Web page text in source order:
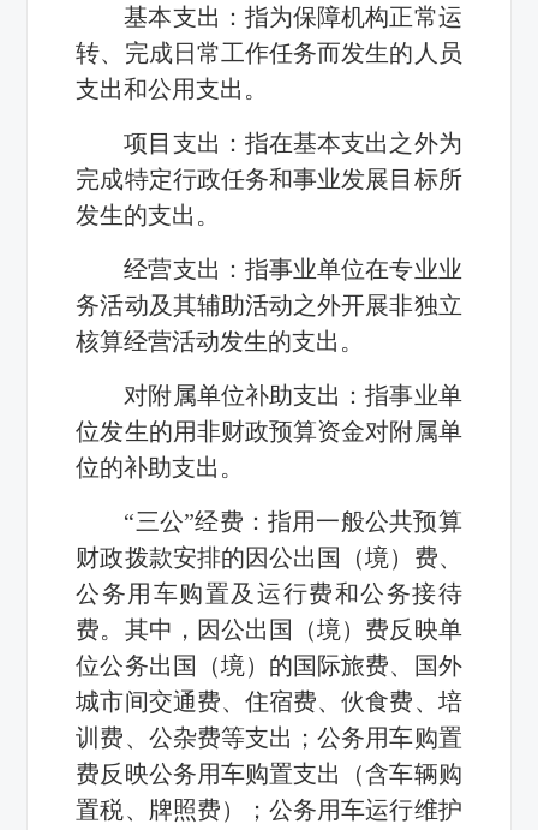
基本支出：指为保障机构正常运
转、完成日常工作任务而发生的人员
支出和公用支出。
项目支出：指在基本支出之外为
完成特定行政任务和事业发展目标所
发生的支出。
经营支出：指事业单位在专业业
务活动及其辅助活动之外开展非独立
核算经营活动发生的支出。
对附属单位补助支出：指事业单
位发生的用非财政预算资金对附属单
位的补助支出。
“三公”经费：指用一般公共预算
财政拨款安排的因公出国（境）费、
公务用车购置及运行费和公务接待
费。其中，因公出国（境）费反映单
位公务出国（境）的国际旅费、国外
城市间交通费、住宿费、伙食费、培
训费、公杂费等支出；公务用车购置
费反映公务用车购置支出（含车辆购
置税、牌照费）；公务用车运行维护